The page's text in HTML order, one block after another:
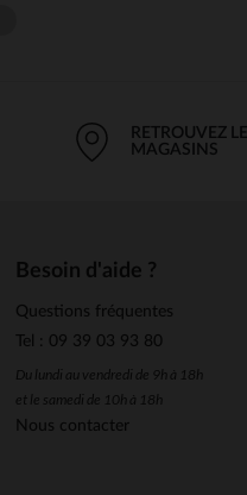
RETROUVEZ
MAGASINS
Besoin d'aide ?
Questions fréquentes
Tel : 09 39 03 93 80
Du lundi au vendredi de 9h à 18h
et le samedi de 10h à 18h
Nous contacter